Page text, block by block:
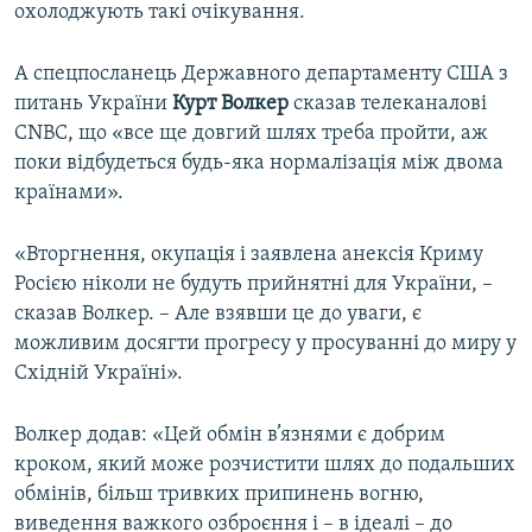
охолоджують такі очікування.
А спецпосланець Державного департаменту США з
питань України Курт Волкер сказав телеканалові
CNBC, що «все ще довгий шлях треба пройти, аж
поки відбудеться будь-яка нормалізація між двома
країнами».
«Вторгнення, окупація і заявлена анексія Криму
Росією ніколи не будуть прийнятні для України, –
сказав Волкер. – Але взявши це до уваги, є
можливим досягти прогресу у просуванні до миру у
Східній Україні».
Волкер додав: «Цей обмін в’язнями є добрим
кроком, який може розчистити шлях до подальших
обмінів, більш тривких припинень вогню,
виведення важкого озброєння і – в ідеалі – до